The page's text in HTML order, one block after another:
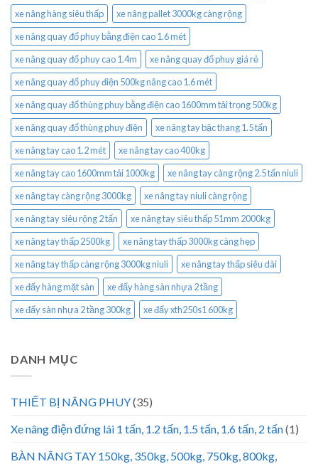
xe nâng hàng siêu thấp
xe nâng pallet 3000kg càng rộng
xe nâng quay đổ phuy bằng điện cao 1.6 mét
xe nâng quay đổ phuy cao 1.4m
xe nâng quay đổ phuy giá rẻ
xe nâng quay đổ phuy điện 500kg nâng cao 1.6 mét
xe nâng quay đổ thùng phuy bằng điện cao 1600mm tải trọng 500kg
xe nâng quay đổ thùng phuy điện
xe nâng tay bậc thang 1.5 tấn
xe nâng tay cao 1.2 mét
xe nâng tay cao 400kg
xe nâng tay cao 1600mm tải 1000kg
xe nâng tay càng rộng 2.5 tấn niuli
xe nâng tay càng rộng 3000kg
xe nâng tay niuli càng rộng
xe nâng tay siêu rộng 2 tấn
xe nâng tay siêu thấp 51mm 2000kg
xe nâng tay thấp 2500kg
xe nâng tay thấp 3000kg càng hẹp
xe nâng tay thấp càng rộng 3000kg niuli
xe nâng tay thấp siêu dài
xe đẩy hàng mặt sàn
xe đẩy hàng sàn nhựa 2 tầng
xe đẩy sàn nhựa 2 tầng 300kg
xe đẩy xth250s1 600kg
DANH MỤC
THIẾT BỊ NÂNG PHUY(35)
Xe nâng điện đứng lái 1 tấn, 1.2 tấn, 1.5 tấn, 1.6 tấn, 2 tấn(1)
BÀN NÂNG TAY 150kg, 350kg, 500kg, 750kg, 800kg,